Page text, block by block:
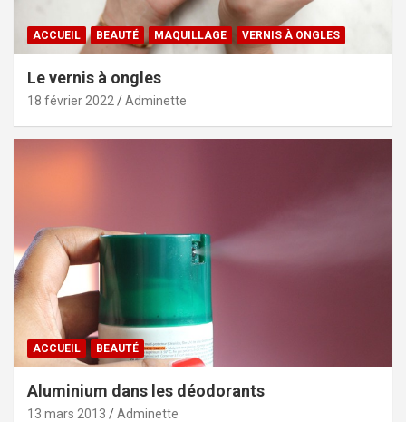
ACCUEIL BEAUTÉ MAQUILLAGE VERNIS À ONGLES
Le vernis à ongles
18 février 2022 Adminette
ACCUEIL BEAUTÉ
Aluminium dans les déodorants
13 mars 2013 Adminette